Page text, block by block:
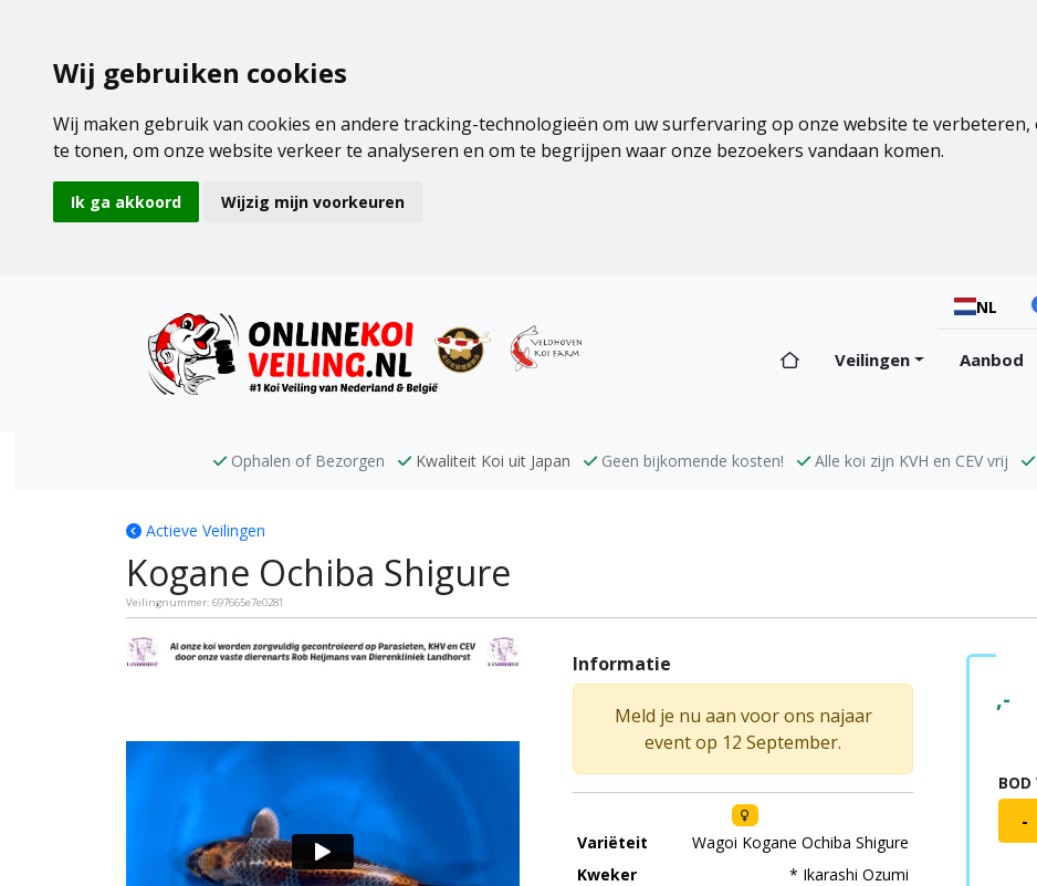
Wij gebruiken cookies
Wij maken gebruik van cookies en andere tracking-technologieën om uw surfervaring op onze website te
te tonen, om onze website verkeer te analyseren en om te begrijpen waar onze bezoekers vandaan komen.
Ik ga akkoord Wijzig mijn voorkeuren
NL
Veilingen Aanbod
Ophalen of Bezorgen Kwaliteit Koi uit Japan Geen bijkomende kosten! Alle koi zijn KVH en CEV vrij
Actieve Veilingen
Kogane Ochiba Shigure
Veilingnummer: 697665e7e0281
Informatie
Meld je nu aan voor ons najaar
event op 12 September.
Variëteit
Wagoi Kogane Ochiba Shigure
Kweker
* Ikarashi Ozumi
,-
BOD
-